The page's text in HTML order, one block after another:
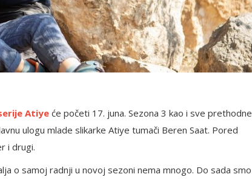
Atiyeće početi 17. juna. Sezona 3 kao i sve prethodne
ulogu mlade slikarke Atiye tumači Beren Saat. Pored
i drugi.
o samoj radnji u novoj sezoni nema mnogo. Do sada smo